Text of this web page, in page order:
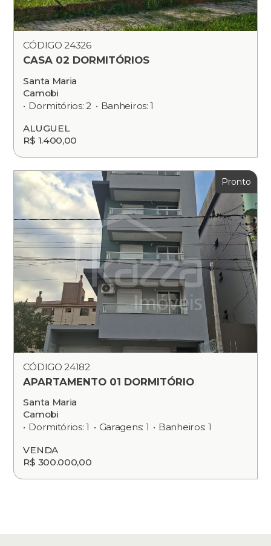
CÓDIGO 24326
CASA 02 DORMITÓRIOS
Santa Maria
Camobi
Dormitórios: 2
Banheiros: 1
ALUGUEL
R$ 1.400,00
Pronto
CÓDIGO 24182
APARTAMENTO 01 DORMITÓRIO
Santa Maria
Camobi
Dormitórios: 1
Garagens: 1
Banheiros: 1
VENDA
R$ 300.000,00